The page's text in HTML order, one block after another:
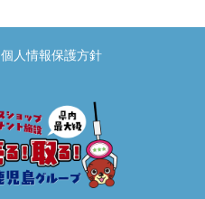
個人情報保護方針